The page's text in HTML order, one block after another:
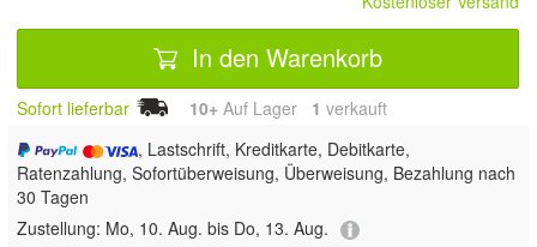
In den Warenkorb
Sofort lieferbar 10+ Auf Lager 1 verkauft
, Lastschrift, Kreditkarte, Debitkarte,
Ratenzahlung, Sofortüberweisung, Überweisung, Bezahlung nach
30 Tagen
Zustellung: Mo, 10. Aug. bis Do, 13. Aug.